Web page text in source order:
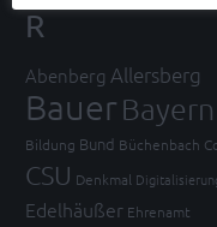
R
Abenberg Allersberg
Bauer Bayern
Bildung Bund Büchenbach
CSU Denkmal
Edelhäußer Ehrenamt